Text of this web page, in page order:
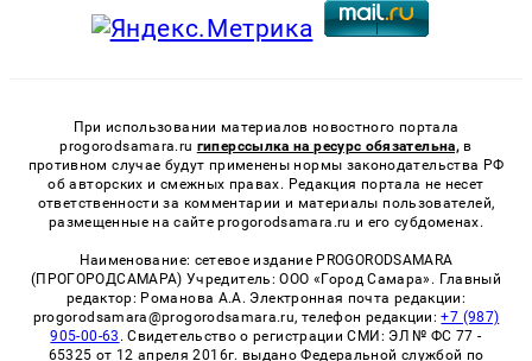
При использовании материалов новостного портала
progorodsamara.ru гиперссылка на ресурс обязательна, в
противном случае будут применены нормы законодательства РФ
об авторских и смежных правах. Редакция портала не несет
ответственности за комментарии и материалы пользователей,
размещенные на сайте progorodsamara.ru и его субдоменах.
Наименование: сетевое издание PROGORODSAMARA
(ПРОГОРОДСАМАРА) Учредитель: ООО «Город Самара». Главный
редактор: Романова А.А. Электронная почта редакции:
progorodsamara@progorodsamara.ru, телефон редакции:+7 (987)
905-00-63 . Свидетельство о регистрации СМИ: ЭЛ № ФС 77 -
65325 от 12 апреля 2016г. выдано Федеральной службой по